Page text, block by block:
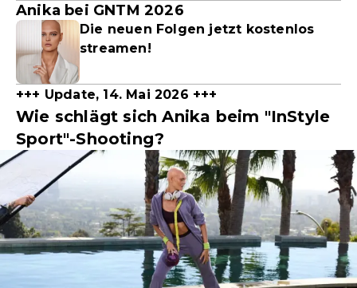
Anika bei GNTM 2026
Die neuen Folgen jetzt kostenlos
streamen!
+++ Update, 14. Mai 2026 +++
Wie schlägt sich Anika beim "InStyle
Sport"-Shooting?